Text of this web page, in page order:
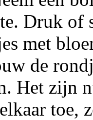
Druk of
met
de
Het zijn